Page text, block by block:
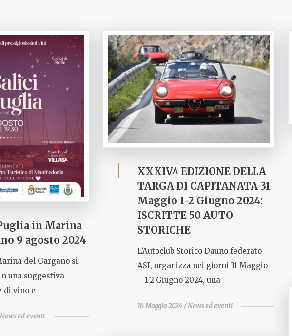
in Marina
9 agosto 2024
del Gargano si
una suggestiva
di vino e
News ed eventi
XXXIV^ EDIZIONE DELLA
TARGA DI CAPITANATA 31
Maggio 1-2 Giugno 2024:
ISCRITTE 50 AUTO
STORICHE
L’Autoclub Storico Dauno federato
ASI, organizza nei giorni 31 Maggio
– 1-2 Giugno 2024, una
16 Maggio 2024 News ed eventi